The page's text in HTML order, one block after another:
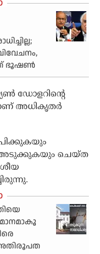
ഭൂഷണ്‍
ഡോളറിന്റെ
അധികൃതര്‍
ചെയ്ത
അതിരൂപത